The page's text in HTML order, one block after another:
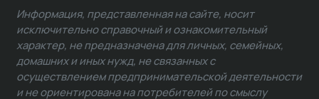
Информация, представленная на сайте, носит
исключительно справочный и ознакомительный
характер, не предназначена для личных, семейных,
домашних и иных нужд, не связанных с
осуществлением предпринимательской деятельности
и не ориентирована на потребителей по смыслу